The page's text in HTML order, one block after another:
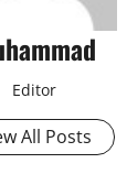
Editor
All Posts